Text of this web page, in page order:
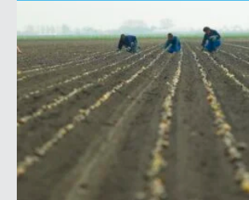
Konijnenhouderij
Melkveehouderij
Paardenhouderij
Pluimveehouderij
Schapenhouderij
Varkenshouderij
Bollenteelt
Bomen, vaste planten en zomerbloemen
Fruitteelt
Glastuinbouw
Paddenstoelen
Vollegrondsgroente
Vrouw en Bedrijf
Nieuws
Nieuwsabonnement
Webinars
Over LTO
LTO Nederland
Mensen